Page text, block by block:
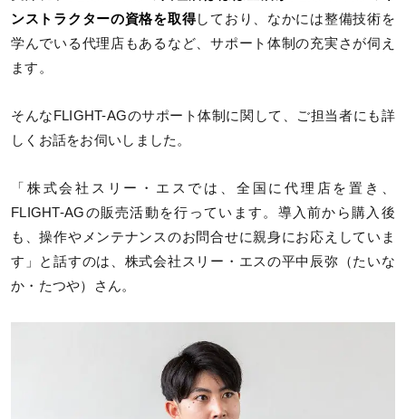
ンストラクターの資格を取得しており、なかには整備技術を
学んでいる代理店もあるなど、サポート体制の充実さが伺え
ます。
そんなFLIGHT-AGのサポート体制に関して、ご担当者にも詳
しくお話をお伺いしました。
「株式会社スリー・エスでは、全国に代理店を置き、
FLIGHT-AGの販売活動を行っています。導入前から購入後
も、操作やメンテナンスのお問合せに親身にお応えしていま
す」と話すのは、株式会社スリー・エスの平中辰弥（たいな
か・たつや）さん。